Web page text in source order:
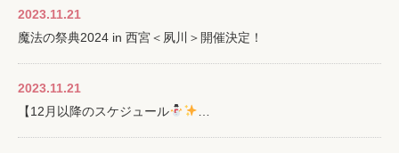
2023.11.21
魔法の祭典2024 in 西宮＜夙川＞開催決定！
2023.11.21
【12月以降のスケジュール